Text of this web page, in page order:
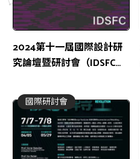
2024第十一屆國際設計研
究論壇暨研討會（IDSFC
國際研討會